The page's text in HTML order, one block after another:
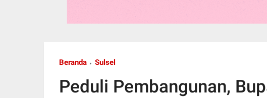
Beranda Sulsel
Peduli Pembangunan,